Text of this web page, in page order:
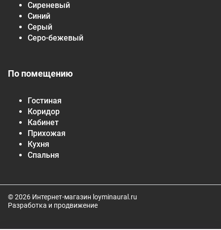
Сиреневый
Синий
Серый
Серо-бежевый
По помещению
Гостиная
Коридор
Кабинет
Прихожая
Кухня
Спальня
© 2026 Интернет-магазин loyminaural.ru
Разработка и продвижение